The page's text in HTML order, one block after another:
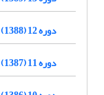
دوره 12 (1388)
دوره 11 (1387)